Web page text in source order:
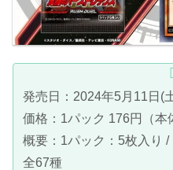
発売日：2024年5月11日(
価格：1パック 176円（本
概要：1パック：5枚入り
全67種